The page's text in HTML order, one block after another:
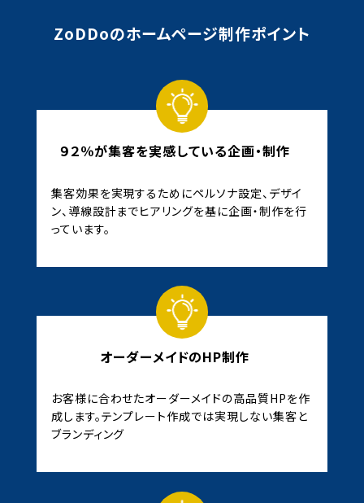
ZoDDoのホームページ制作ポイント
９２％が集客を実感している企画・制作
集客効果を実現するためにペルソナ設定、デザイ
ン、導線設計までヒアリングを基に企画・制作を行
っています。
オーダーメイドのHP制作
お客様に合わせたオーダーメイドの高品質HPを作
成します。テンプレート作成では実現しない集客と
ブランディング